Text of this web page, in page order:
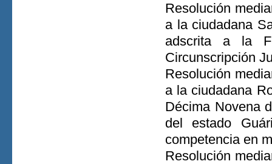
Resolución
a la ciudadana
adscrita a la
Circunscripción
Resolución
a la ciudadana
Décima Novena
del estado
competencia en
Resolución